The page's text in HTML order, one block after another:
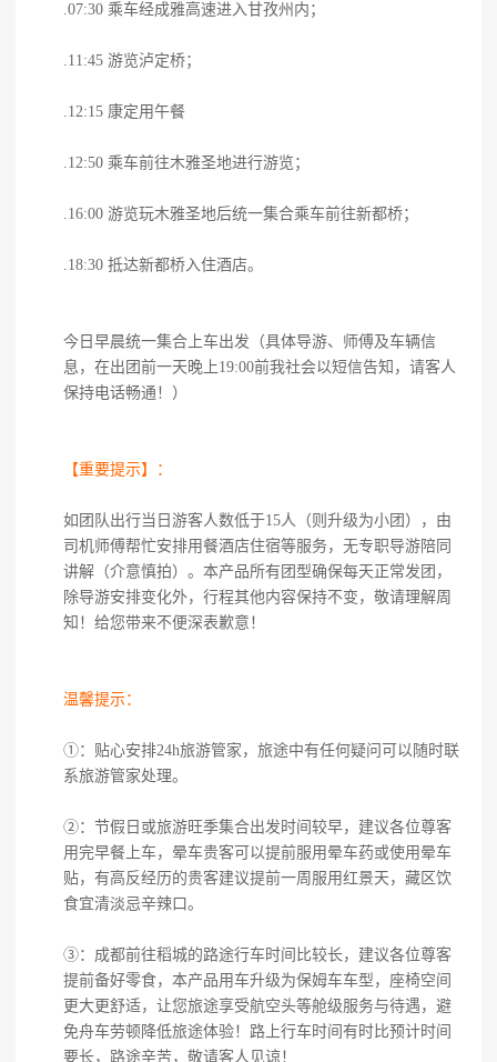
.07:30 乘车经成雅高速进入甘孜州内；
.11:45 游览泸定桥；
.12:15 康定用午餐
.12:50 乘车前往木雅圣地进行游览；
.16:00 游览玩木雅圣地后统一集合乘车前往新都桥；
.18:30 抵达新都桥入住酒店。
今日早晨统一集合上车出发（具体导游、师傅及车辆信
息，在出团前一天晚上19:00前我社会以短信告知，请客人
保持电话畅通！）
【重要提示】：
如团队出行当日游客人数低于15人（则升级为小团），由
司机师傅帮忙安排用餐酒店住宿等服务，无专职导游陪同
讲解（介意慎拍）。本产品所有团型确保每天正常发团，
除导游安排变化外，行程其他内容保持不变，敬请理解周
知！给您带来不便深表歉意！
温馨提示：
①：贴心安排24h旅游管家，旅途中有任何疑问可以随时联
系旅游管家处理。
②：节假日或旅游旺季集合出发时间较早，建议各位尊客
用完早餐上车，晕车贵客可以提前服用晕车药或使用晕车
贴，有高反经历的贵客建议提前一周服用红景天，藏区饮
食宜清淡忌辛辣口。
③：成都前往稻城的路途行车时间比较长，建议各位尊客
提前备好零食，本产品用车升级为保姆车车型，座椅空间
更大更舒适，让您旅途享受航空头等舱级服务与待遇，避
免舟车劳顿降低旅途体验！路上行车时间有时比预计时间
要长，路途辛苦，敬请客人见谅！